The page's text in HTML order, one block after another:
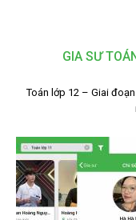
GIA SƯ
Toán lớp 12 – Giai